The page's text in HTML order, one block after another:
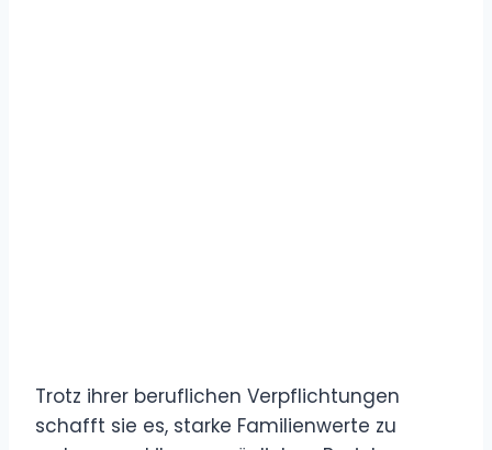
Trotz ihrer beruflichen Verpflichtungen
schafft sie es, starke Familienwerte zu